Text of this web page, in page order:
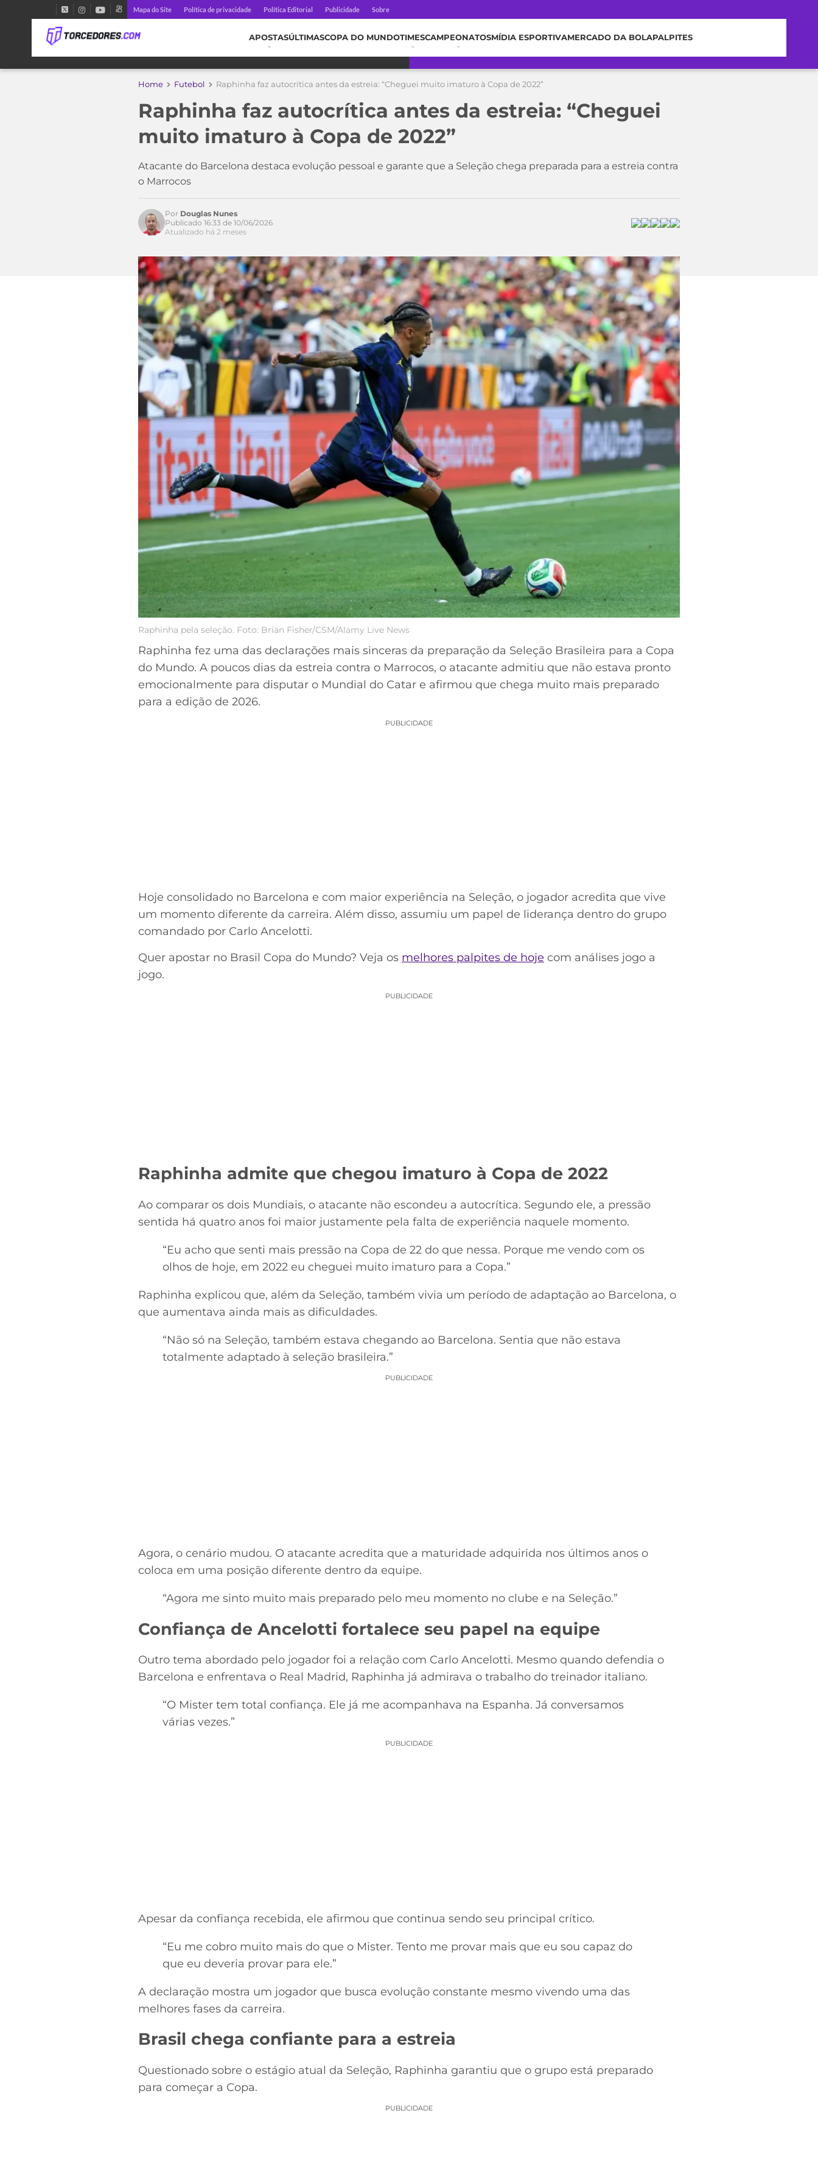
Mapa do Site Política de privacidade Política Editorial Publicidade Sobre
APOSTASÚLTIMASCOPA DO MUNDOTIMESCAMPEONATOSMÍDIA ESPORTIVAMERCADO DA BOLAPALPITES
Home Futebol Raphinha faz autocrítica antes da estreia: “Cheguei muito imaturo à Copa de 2022”
Raphinha faz autocrítica antes da estreia: “Cheguei
muito imaturo à Copa de 2022”
Atacante do Barcelona destaca evolução pessoal e garante que a Seleção chega preparada para a estreia contra
o Marrocos
Por Douglas Nunes
Publicado 16:33 de 10/06/2026
Atualizado há 2 meses
Raphinha pela seleção. Foto: Brian Fisher/CSM/Alamy Live News
Raphinha fez uma das declarações mais sinceras da preparação da Seleção Brasileira para a Copa
do Mundo. A poucos dias da estreia contra o Marrocos, o atacante admitiu que não estava pronto
emocionalmente para disputar o Mundial do Catar e afirmou que chega muito mais preparado
para a edição de 2026.
PUBLICIDADE
Hoje consolidado no Barcelona e com maior experiência na Seleção, o jogador acredita que vive
um momento diferente da carreira. Além disso, assumiu um papel de liderança dentro do grupo
comandado por Carlo Ancelotti.
Quer apostar no Brasil Copa do Mundo? Veja os melhores palpites de hoje com análises jogo a
jogo.
PUBLICIDADE
Raphinha admite que chegou imaturo à Copa de 2022
Ao comparar os dois Mundiais, o atacante não escondeu a autocrítica. Segundo ele, a pressão
sentida há quatro anos foi maior justamente pela falta de experiência naquele momento.
“Eu acho que senti mais pressão na Copa de 22 do que nessa. Porque me vendo com os
olhos de hoje, em 2022 eu cheguei muito imaturo para a Copa.”
Raphinha explicou que, além da Seleção, também vivia um período de adaptação ao Barcelona, o
que aumentava ainda mais as dificuldades.
“Não só na Seleção, também estava chegando ao Barcelona. Sentia que não estava
totalmente adaptado à seleção brasileira.”
PUBLICIDADE
Agora, o cenário mudou. O atacante acredita que a maturidade adquirida nos últimos anos o
coloca em uma posição diferente dentro da equipe.
“Agora me sinto muito mais preparado pelo meu momento no clube e na Seleção.”
Confiança de Ancelotti fortalece seu papel na equipe
Outro tema abordado pelo jogador foi a relação com Carlo Ancelotti. Mesmo quando defendia o
Barcelona e enfrentava o Real Madrid, Raphinha já admirava o trabalho do treinador italiano.
“O Mister tem total confiança. Ele já me acompanhava na Espanha. Já conversamos
várias vezes.”
PUBLICIDADE
Apesar da confiança recebida, ele afirmou que continua sendo seu principal crítico.
“Eu me cobro muito mais do que o Mister. Tento me provar mais que eu sou capaz do
que eu deveria provar para ele.”
A declaração mostra um jogador que busca evolução constante mesmo vivendo uma das
melhores fases da carreira.
Brasil chega confiante para a estreia
Questionado sobre o estágio atual da Seleção, Raphinha garantiu que o grupo está preparado
para começar a Copa.
PUBLICIDADE